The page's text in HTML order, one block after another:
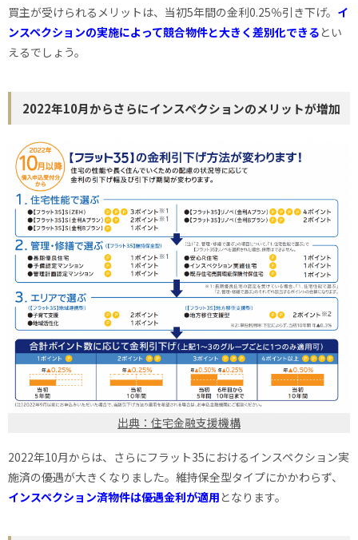
買主が受けられるメリットは、当初5年間の金利0.25％引き下げ。 イ
ンスペクションの実施によって競合物件と大きく差別化できる とい
えるでしょう。
2022年10月からさらにインスペクションのメリットが増加
出典：住宅金融支援機構
2022年10月からは、さらにフラット35におけるインスペクション実
施済の優遇が大きくなりました。維持保全型タイプにかかわらず、
インスペクション済物件は優遇金利が適用 となります。